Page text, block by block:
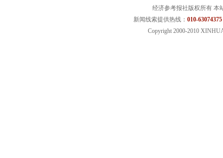
经济参考报社版权所有 本
新闻线索提供热线： 010-
Copyright 2000-2010